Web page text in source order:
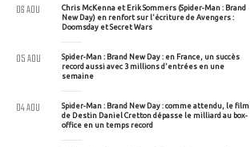
Chris McKenna et Erik Sommers (Spider-Man : Brand
New Day) en renfort sur l'écriture de Avengers :
Doomsday et Secret Wars
06 AOU
Spider-Man : Brand New Day : en France, un succès
record aussi avec 3 millions d'entrées en une
semaine
05 AOU
Spider-Man : Brand New Day : comme attendu, le film
de Destin Daniel Cretton dépasse le milliard au box-
office en un temps record
04 AOU